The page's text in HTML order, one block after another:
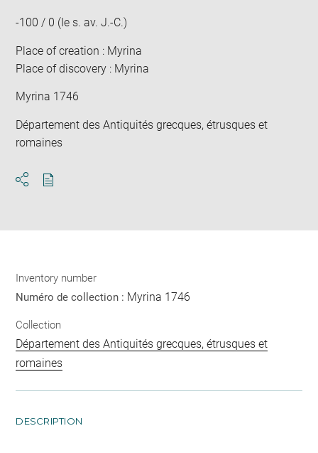
-100 / 0 (Ie s. av. J.-C.)
Place of creation : Myrina
Place of discovery : Myrina
Myrina 1746
Département des Antiquités grecques, étrusques et
romaines
Inventory number
Numéro de collection : Myrina 1746
Collection
Département des Antiquités grecques, étrusques et
romaines
DESCRIPTION